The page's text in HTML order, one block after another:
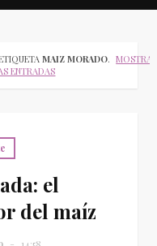
MAIZ MORADO.
ENTRADAS
el
del maíz
14:58